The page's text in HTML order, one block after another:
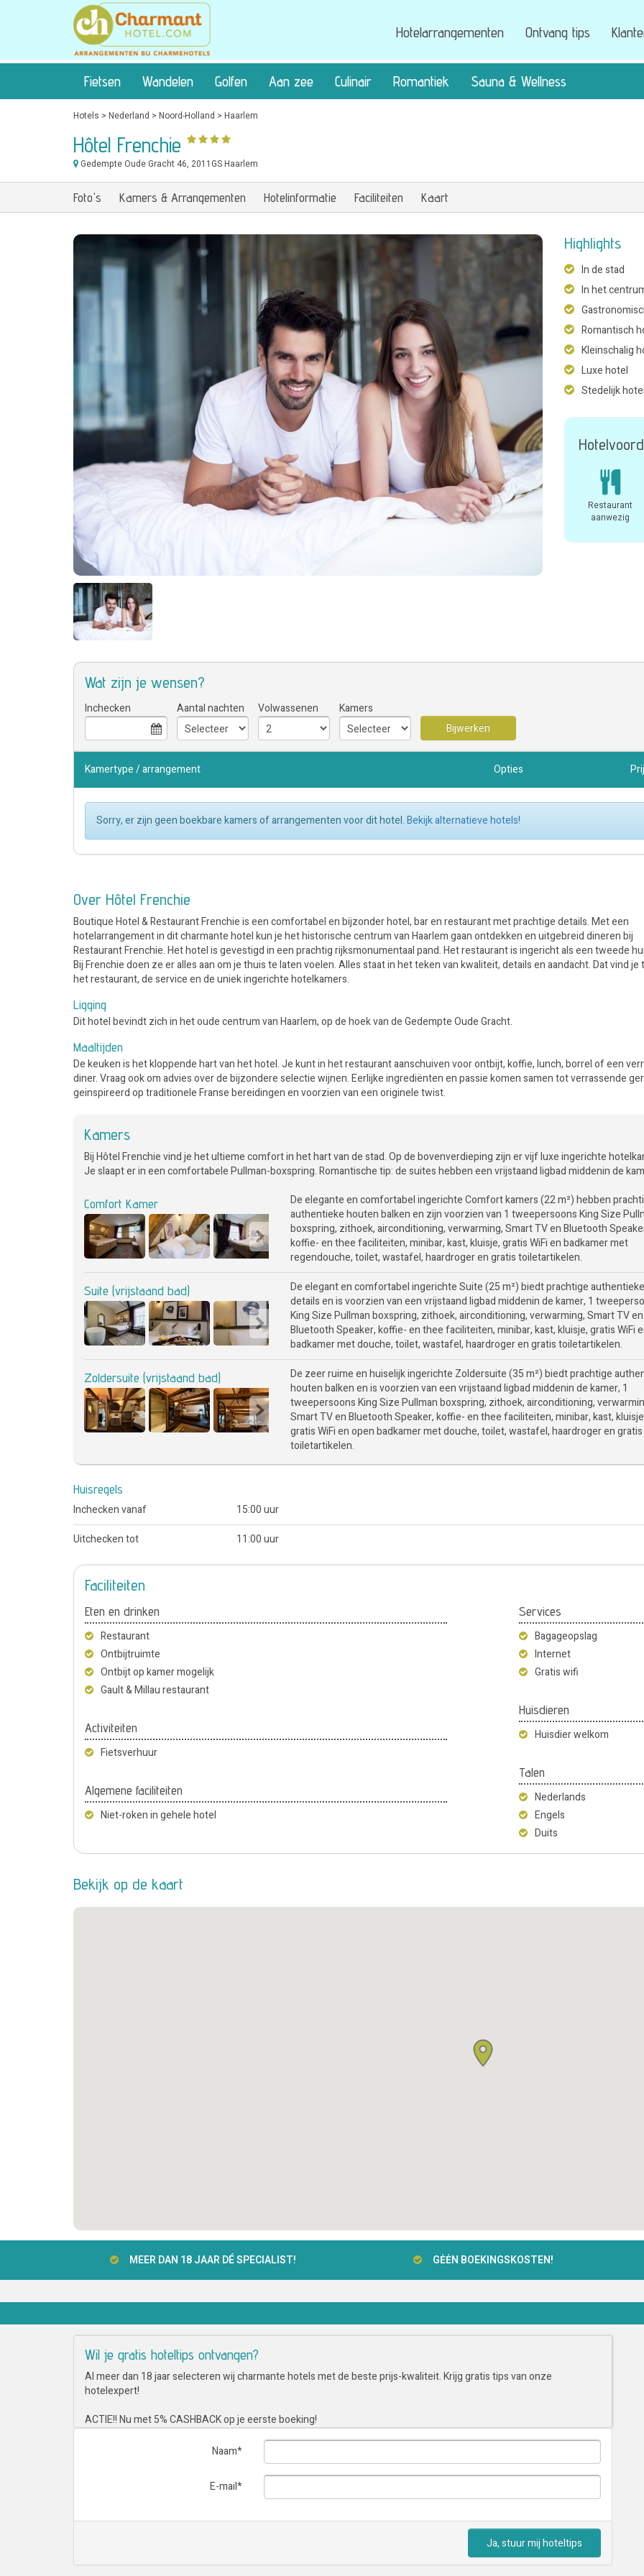
Hotelarrangementen Ontvang tips
Fietsen Wandelen Golfen Aan zee Culinair Romantiek Sauna & Wellness
Hotels > Nederland > Noord-Holland > Haarlem
Hôtel Frenchie
Gedempte Oude Gracht 46, 2011GS Haarlem
Foto's Kamers & Arrangementen Hotelinformatie Faciliteiten Kaart
Highlights
In de stad
In het
Romantisch
Kleinschalig
Luxe hotel
Stedelijk hotel
Restaurant
aanwezig
Wat zijn je wensen?
Inchecken Aantal nachten Volwassenen
Kamers
Bijwerken
Kamertype / arrangement Opties
Sorry, er zijn geen boekbare kamers of arrangementen voor dit hotel.Bekijk alternatieve hotels!
Over Hôtel Frenchie
Boutique Hotel & Restaurant Frenchie is een comfortabel en bijzonder hotel, bar en restaurant met prachtige details. Met een
hotelarrangement in dit charmante hotel kun je het historische centrum van Haarlem gaan ontdekken en uitgebreid dineren bij
Restaurant Frenchie. Het hotel is gevestigd in een prachtig rijksmonumentaal pand. Het restaurant is ingericht als een tweede
Bij Frenchie doen ze er alles aan om je thuis te laten voelen. Alles staat in het teken van kwaliteit, details en aandacht. Dat vind je
het restaurant, de service en de uniek ingerichte hotelkamers.
Ligging
Dit hotel bevindt zich in het oude centrum van Haarlem, op de hoek van de Gedempte Oude Gracht.
Maaltijden
De keuken is het kloppende hart van het hotel. Je kunt in het restaurant aanschuiven voor ontbijt, koffie, lunch, borrel of een
diner. Vraag ook om advies over de bijzondere selectie wijnen. Eerlijke ingrediënten en passie komen samen tot verrassende
geinspireerd op traditionele Franse bereidingen en voorzien van een originele twist.
Kamers
Bij Hôtel Frenchie vind je het ultieme comfort in het hart van de stad. Op de bovenverdieping zijn er vijf luxe ingerichte
Je slaapt er in een comfortabele Pullman-boxspring. Romantische tip: de suites hebben een vrijstaand ligbad middenin de
Comfort Kamer
De elegante en comfortabel ingerichte Comfort kamers (22 m²) hebben
authentieke houten balken en zijn voorzien van 1 tweepersoons King Size
boxspring, zithoek, airconditioning, verwarming, Smart TV en Bluetooth
koffie- en thee faciliteiten, minibar, kast, kluisje, gratis WiFi en badkamer met
regendouche, toilet, wastafel, haardroger en gratis toiletartikelen.
Suite (vrijstaand bad)
De elegant en comfortabel ingerichte Suite (25 m²) biedt prachtige authentieke
details en is voorzien van een vrijstaand ligbad middenin de kamer, 1
King Size Pullman boxspring, zithoek, airconditioning, verwarming, Smart TV en
Bluetooth Speaker, koffie- en thee faciliteiten, minibar, kast, kluisje, gratis WiFi
badkamer met douche, toilet, wastafel, haardroger en gratis toiletartikelen.
Zoldersuite (vrijstaand bad)
De zeer ruime en huiselijk ingerichte Zoldersuite (35 m²) biedt prachtige
houten balken en is voorzien van een vrijstaand ligbad middenin de kamer, 1
tweepersoons King Size Pullman boxspring, zithoek, airconditioning,
Smart TV en Bluetooth Speaker, koffie- en thee faciliteiten, minibar, kast,
gratis WiFi en open badkamer met douche, toilet, wastafel, haardroger en gratis
toiletartikelen.
Huisregels
Inchecken vanaf
15:00 uur
Uitchecken tot
11:00 uur
Faciliteiten
Eten en drinken
Restaurant
Ontbijtruimte
Ontbijt op kamer mogelijk
Gault & Millau restaurant
Activiteiten
Fietsverhuur
Algemene faciliteiten
Niet-roken in gehele hotel
Services
Bagageopslag
Internet
Gratis wifi
Huisdieren
Huisdier welkom
Talen
Nederlands
Engels
Duits
Bekijk op de kaart
MEER DAN 18 JAAR DÉ SPECIALIST! GĖĖN BOEKINGSKOSTEN!
Wil je gratis hoteltips ontvangen?
Al meer dan 18 jaar selecteren wij charmante hotels met de beste prijs-kwaliteit. Krijg gratis tips van onze
hotelexpert!
ACTIE!! Nu met 5% CASHBACK op je eerste boeking!
Naam*
E-mail*
Ja, stuur mij hoteltips